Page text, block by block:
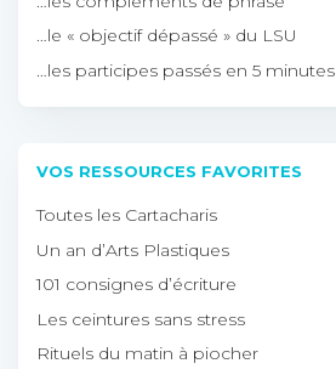
…le « objectif dépassé » du LSU
…les participes passés en 5 minutes
VOS RESSOURCES FAVORITES
Toutes les Cartacharis
Un an d’Arts Plastiques
101 consignes d’écriture
Les ceintures sans stress
Rituels du matin à piocher